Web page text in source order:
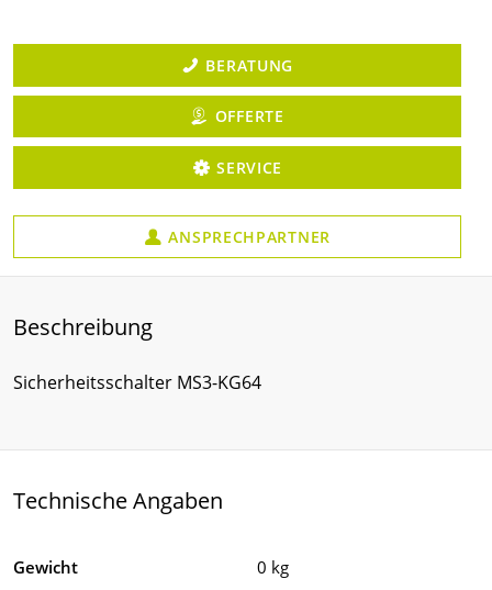
BERATUNG
OFFERTE
SERVICE
ANSPRECHPARTNER
Beschreibung
Sicherheitsschalter MS3-KG64
Technische Angaben
Gewicht 0 kg